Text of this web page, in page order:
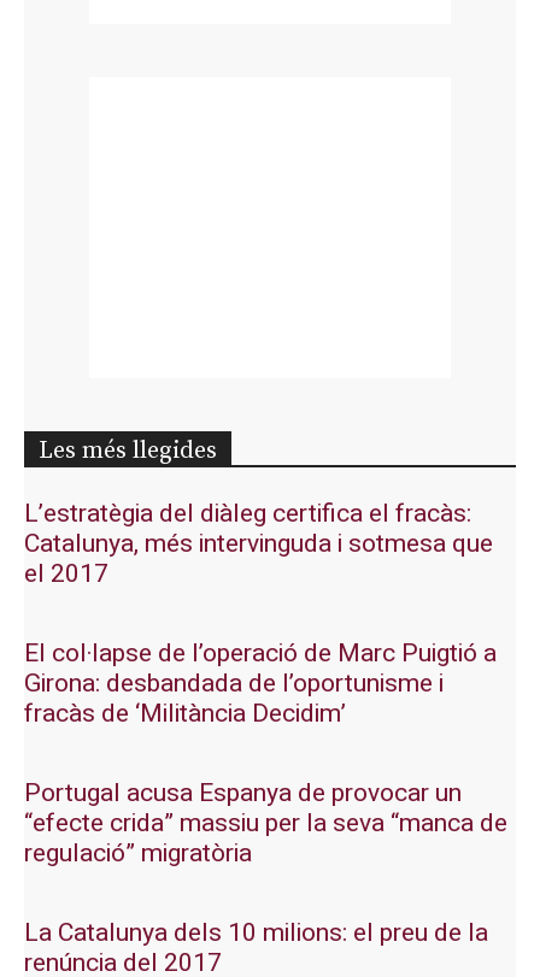
Les més llegides
L’estratègia del diàleg certifica el fracàs:
Catalunya, més intervinguda i sotmesa que
el 2017
El col·lapse de l’operació de Marc Puigtió a
Girona: desbandada de l’oportunisme i
fracàs de ‘Militància Decidim’
Portugal acusa Espanya de provocar un
“efecte crida” massiu per la seva “manca de
regulació” migratòria
La Catalunya dels 10 milions: el preu de la
renúncia del 2017